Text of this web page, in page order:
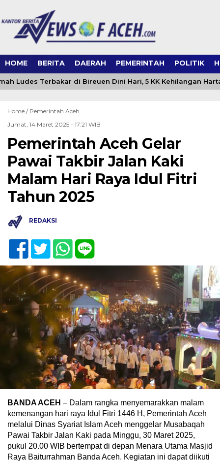
HOME BERITA DAERAH PEMERINTAH POLITIK
Ludes Terbakar di Bireuen Dini Hari, 5 KK Kehilangan
Home / Pemerintah Aceh
Jumat, 14 Maret 2025 - 17:21 WIB
Pemerintah Aceh Gelar
Pawai Takbir Jalan Kaki
Malam Hari Raya Idul Fitri
Tahun 2025
REDAKSI
BANDA ACEH – Dalam rangka menyemarakkan malam
kemenangan hari raya Idul Fitri 1446 H, Pemerintah Aceh
melalui Dinas Syariat Islam Aceh menggelar Musabaqah
Pawai Takbir Jalan Kaki pada Minggu, 30 Maret 2025,
pukul 20.00 WIB bertempat di depan Menara Utama Masjid
Raya Baiturrahman Banda Aceh. Kegiatan ini dapat diikuti